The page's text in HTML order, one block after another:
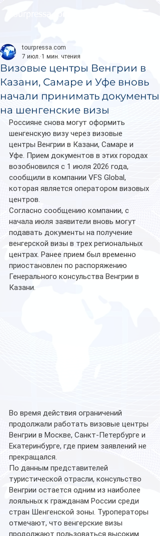
Визовые центры Венгрии в
Казани, Самаре и Уфе вновь
начали принимать документы
на шенгенские визы
tourpressa.com
7 июл. 1 мин. чтения
Россияне снова могут оформить
шенгенскую визу через визовые
центры Венгрии в Казани, Самаре и
Уфе. Прием документов в этих городах
возобновился с 1 июля 2026 года,
сообщили в компании VFS Global,
которая является оператором визовых
центров.
Согласно сообщению компании, с
начала июля заявители вновь могут
подавать документы на получение
венгерской визы в трех региональных
центрах. Ранее прием был временно
приостановлен по распоряжению
Генерального консульства Венгрии в
Казани.
Во время действия ограничений
продолжали работать визовые центры
Венгрии в Москве, Санкт-Петербурге и
Екатеринбурге, где прием заявлений не
прекращался.
По данным представителей
туристической отрасли, консульство
Венгрии остается одним из наиболее
лояльных к гражданам России среди
стран Шенгенской зоны. Туроператоры
отмечают, что венгерские визы
продолжают пользоваться высоким